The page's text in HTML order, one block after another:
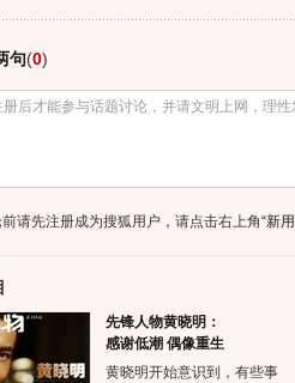
句(0)
请先注册成为搜狐用户，请点击右上角“新
先锋人物黄晓明：
感谢低潮 偶像重生
黄晓明开始意识到，有些事